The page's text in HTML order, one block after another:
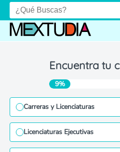
Encuentra tu
9%
Carreras y Licenciaturas
Licenciaturas Ejecutivas